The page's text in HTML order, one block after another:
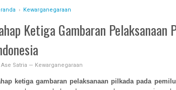
› Kewarganegaraan
Ketiga Gambaran Pelaksanaan
Ase Satria — Kewarganegaraan
ketiga gambaran pelaksanaan pilkada pada